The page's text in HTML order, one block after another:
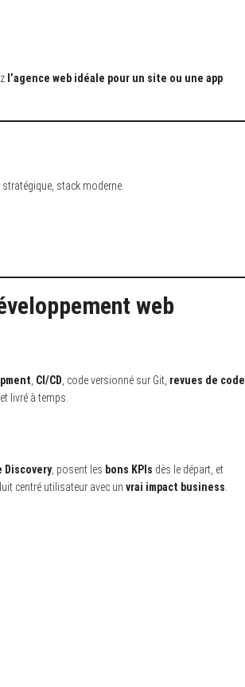
l’agence web idéale pour un site ou une app
stack moderne.
web
CI/CD , code versionné sur Git, revues de code
livré à temps.
, posent les bons KPIs dès le départ, et
centré utilisateur avec un vrai impact business